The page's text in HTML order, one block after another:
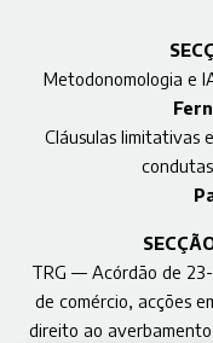
Metodonomologia e
Cláusulas limitativas
TRG — Acórdão de
de comércio, acções
direito ao